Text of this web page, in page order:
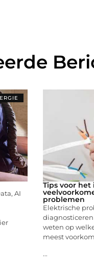
AI
Tips voor
problemen
Elektrische
weten op
meest
...